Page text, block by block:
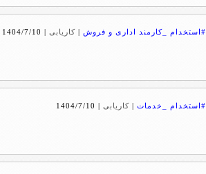
#استخدام _کارمند اداری و فروش | کاریابی|
1404/7/10
#استخدام _خدمات | کاریابی|
1404/7/10